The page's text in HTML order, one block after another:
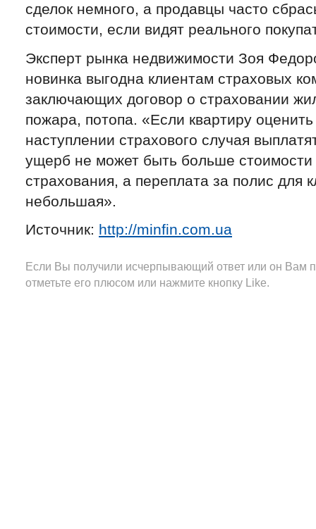
сделок немного, а продавцы часто
стоимости, если видят реального
Эксперт рынка недвижимости Зоя
новинка выгодна клиентам страховых
заключающих договор о страховании
пожара, потопа. «Если квартиру
наступлении страхового случая
ущерб не может быть больше стоимости
страхования, а переплата за полис для
небольшая».
Источник: http://minfin.com.ua
Если Вы получили исчерпывающий ответ или он Вам
отметьте его плюсом или нажмите кнопку Like.